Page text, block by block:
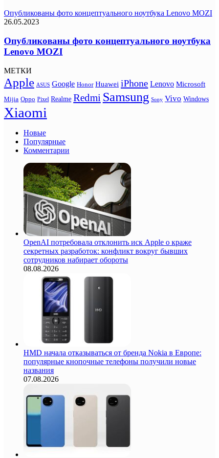
Опубликованы фото концептуального ноутбука Lenovo MOZI
26.05.2023
Опубликованы фото концептуального ноутбука
Lenovo MOZI
МЕТКИ
Apple ASUS Google Honor Huawei iPhone Lenovo Microsoft
Mijia Oppo Pixel Realme Redmi Samsung Sony Vivo Windows
Xiaomi
Новые
Популярные
Комментарии
OpenAI потребовала отклонить иск Apple о краже
секретных разработок: конфликт вокруг бывших
сотрудников набирает обороты
08.08.2026
HMD начала отказываться от бренда Nokia в Европе:
популярные кнопочные телефоны получили новые
названия
07.08.2026